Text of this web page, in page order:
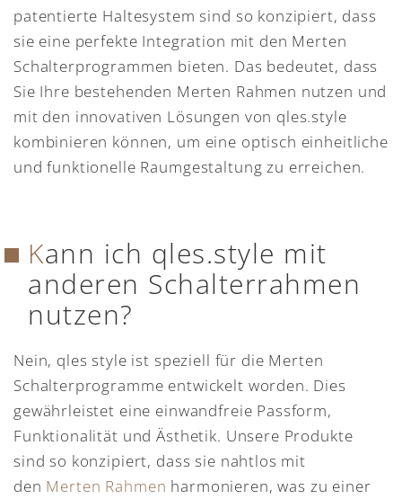
patentierte Haltesystem sind so konzipiert, dass
sie eine perfekte Integration mit den Merten
Schalterprogrammen bieten. Das bedeutet, dass
Sie Ihre bestehenden Merten Rahmen nutzen und
mit den innovativen Lösungen von qles.style
kombinieren können, um eine optisch einheitliche
und funktionelle Raumgestaltung zu erreichen.
Kann ich qles.style mit
anderen Schalterrahmen
nutzen?
Nein, qles style ist speziell für die Merten
Schalterprogramme entwickelt worden. Dies
gewährleistet eine einwandfreie Passform,
Funktionalität und Ästhetik. Unsere Produkte
sind so konzipiert, dass sie nahtlos mit
den Merten Rahmen harmonieren, was zu einer